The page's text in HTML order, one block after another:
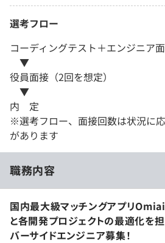
選考フロー
コーディングテスト＋エンジニア
▼
役員面接（2回を想定）
▼
内 定
※選考フロー、面接回数は状況に
があります
職務内容
国内最大級マッチングアプリ
と各開発プロジェクトの最適化を
バーサイドエンジニア募集！